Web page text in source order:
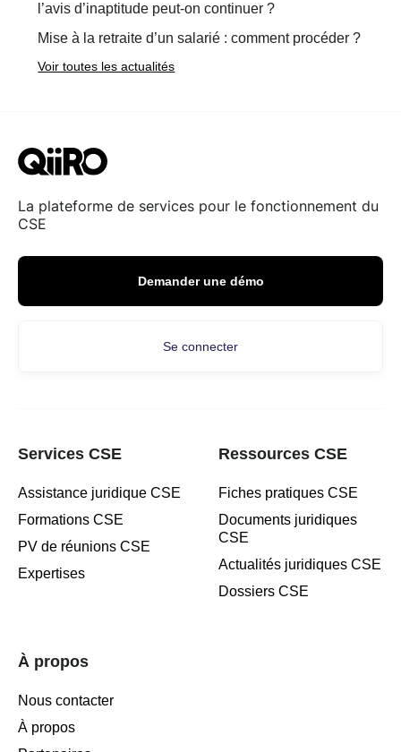
l’avis d’inaptitude peut-on continuer ?
Mise à la retraite d’un salarié : comment procéder ?
Voir toutes les actualités
La plateforme de services pour le fonctionnement du
CSE
Demander une démo
Se connecter
Services CSE
Assistance juridique CSE
Formations CSE
PV de réunions CSE
Expertises
Ressources CSE
Fiches pratiques CSE
Documents juridiques
CSE
Actualités juridiques CSE
Dossiers CSE
À propos
Nous contacter
À propos